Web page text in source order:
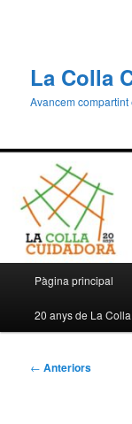
La Colla
Avancem
principal
Pàgina principal
20 anys de La Colla
Navegació
← Anteriors